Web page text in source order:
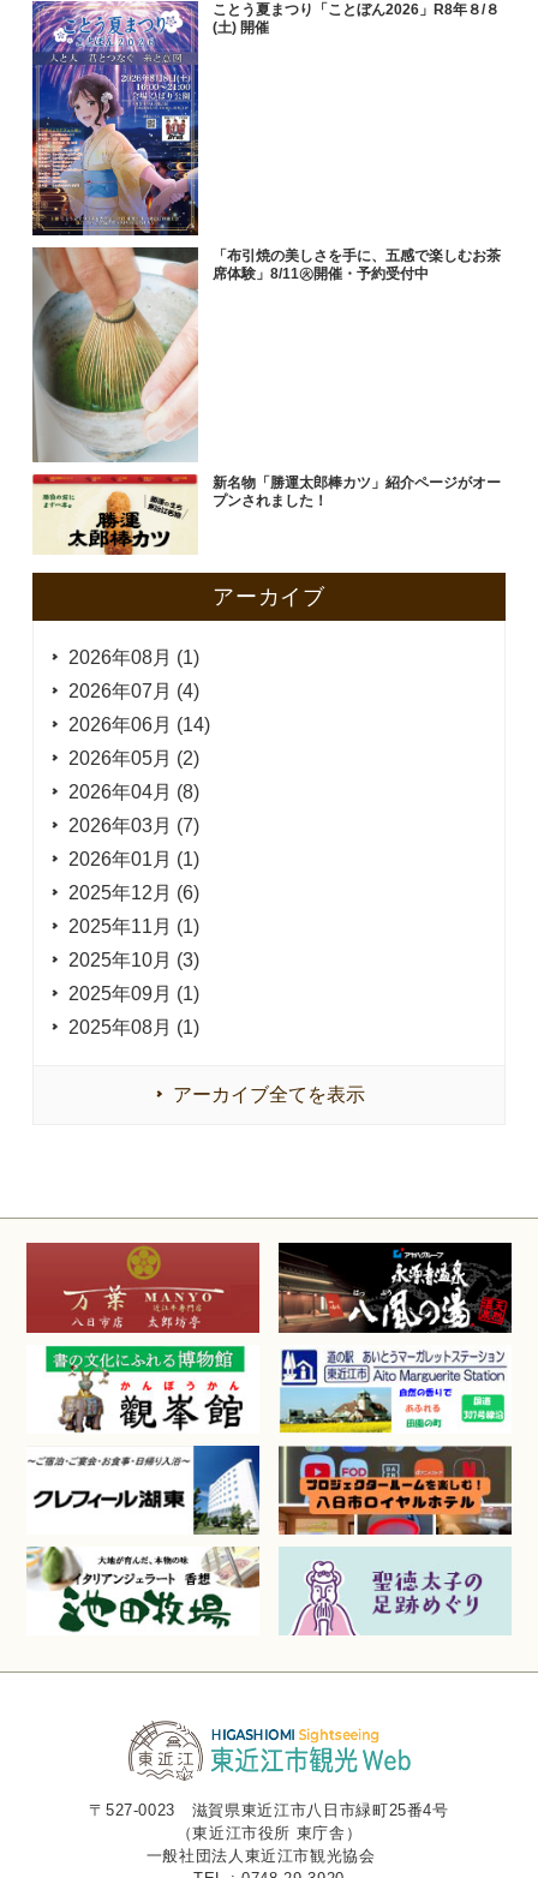
ことう夏まつり「ことぼん2026」R8年８/８
(土) 開催
「布引焼の美しさを手に、五感で楽しむお茶
席体験」8/11㊋開催・予約受付中
新名物「勝運太郎棒カツ」紹介ページがオー
プンされました！
アーカイブ
2026年08月 (1)
2026年07月 (4)
2026年06月 (14)
2026年05月 (2)
2026年04月 (8)
2026年03月 (7)
2026年01月 (1)
2025年12月 (6)
2025年11月 (1)
2025年10月 (3)
2025年09月 (1)
2025年08月 (1)
アーカイブ全てを表示
〒527-0023 滋賀県東近江市八日市緑町25番4号
（東近江市役所 東庁舎）
一般社団法人東近江市観光協会